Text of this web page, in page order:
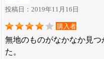
投稿日：2019年11月16日
購入者
無地のものがなかなか見
た。